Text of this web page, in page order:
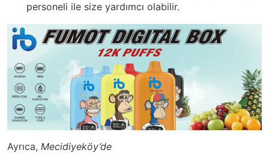
personeli ile size yardımcı olabilir.
Ayrıca, Mecidiyeköy’de